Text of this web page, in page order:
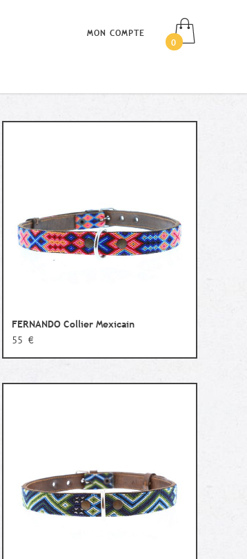
MON COMPTE
0
FERNANDO Collier Mexicain
55 €